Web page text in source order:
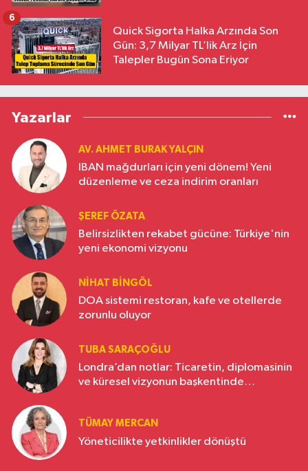
Quick Sigorta Halka Arzında Son
Gün: 3,7 Milyar TL’lik Arz İçin
Talepler Bugün Sona Eriyor
6
Yazarlar
AV. AHMET BURAK YALÇIN
IBAN mağdurları için yeni dönem! Yeni
düzenleme ve ceza indirim oranları
ŞEREF ÖZATA
Belirsizlikten rekabet gücüne: Türkiye'nin
yeni ekonomi vizyonu
NIHAT BINGÖL
DOA sistemi restoran, kafe ve otellerde
zorunlu oluyor
TUBA SARAÇOĞLU
Londra’dan notlar: Ticaretin, diplomasinin
ve küresel vizyonun başkentinde
TÜMAY MERCAN
Yöneticilikte yetkinlikler dönüştü